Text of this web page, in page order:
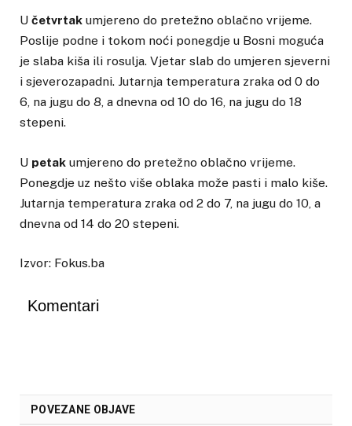
U četvrtak umjereno do pretežno oblačno vrijeme.
Poslije podne i tokom noći ponegdje u Bosni moguća
je slaba kiša ili rosulja. Vjetar slab do umjeren sjeverni
i sjeverozapadni. Jutarnja temperatura zraka od 0 do
6, na jugu do 8, a dnevna od 10 do 16, na jugu do 18
stepeni.
U petak umjereno do pretežno oblačno vrijeme.
Ponegdje uz nešto više oblaka može pasti i malo kiše.
Jutarnja temperatura zraka od 2 do 7, na jugu do 10, a
dnevna od 14 do 20 stepeni.
Izvor: Fokus.ba
Komentari
POVEZANE OBJAVE